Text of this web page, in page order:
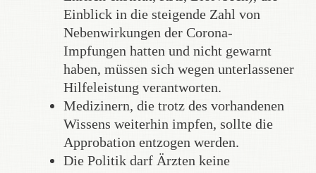
Einblick in die steigende Zahl von
Nebenwirkungen der Corona-
Impfungen hatten und nicht gewarnt
haben, müssen sich wegen unterlassener
Hilfeleistung verantworten.
Medizinern, die trotz des vorhandenen
Wissens weiterhin impfen, sollte die
Approbation entzogen werden.
Die Politik darf Ärzten keine